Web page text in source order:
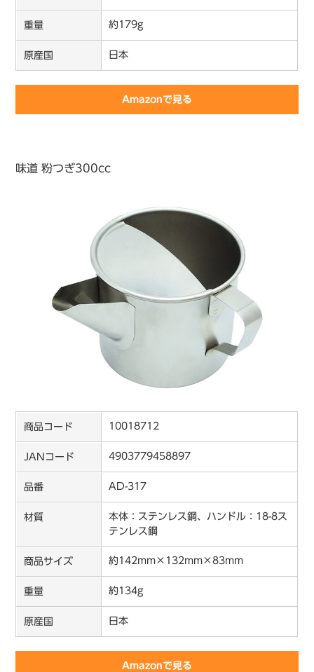
重量 約179g
原産国 日本
Amazonで見る
味道 粉つぎ300cc
商品コード 10018712
JANコード 4903779458897
品番 AD-317
材質
本体：ステンレス鋼、ハンドル：18-8ス
テンレス鋼
商品サイズ 約142mm×132mm×83mm
重量 約134g
原産国 日本
Amazonで見る